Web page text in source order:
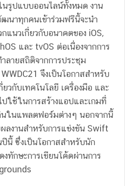
รูปแบบออนไลน์ทั้งหมด งาน
นาทุกคนเข้าร่วมฟรีนี้จะนำ
แนวเกี่ยวกับอนาคตของ iOS,
และ tvOS ต่อเนื่องจากการ
ำลายสถิติจากการประชุม
จึงเป็นโอกาสสำหรับ
วกับเทคโนโลยี เครื่องมือ และ
ใช้ในการสร้างแอปและเกมที่
นในแพลตฟอร์มต่างๆ นอกจากนี้
ลงานสำหรับการแข่งขัน Swift
นี้ ซึ่งเป็นโอกาสสำหรับนัก
กษะการเขียนโค้ดผ่านการ